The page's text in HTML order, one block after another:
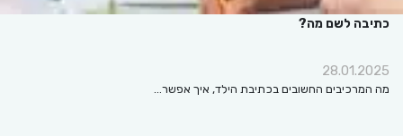
כתיבה לשם מה?
28.01.2025
מה המרכיבים החשובים בכתיבת הילד, איך אפשר…